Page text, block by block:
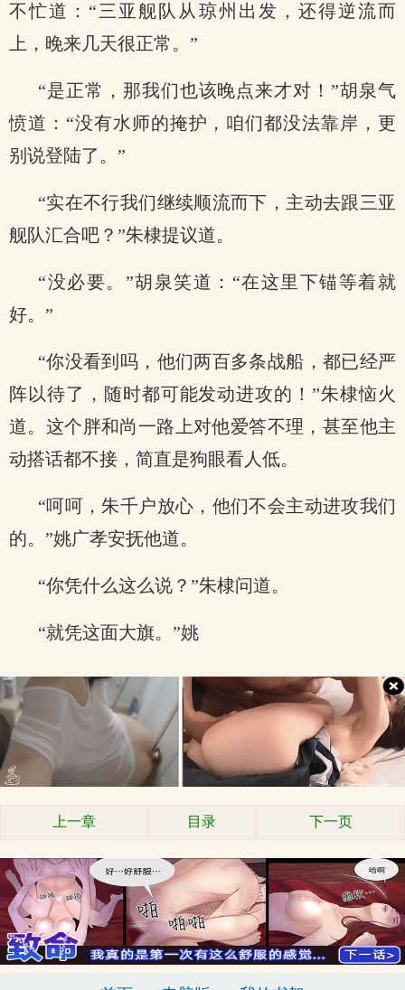
不忙道：“三亚舰队从琼州出发，还得逆流而
上，晚来几天很正常。”
“是正常，那我们也该晚点来才对！”胡泉气
愤道：“没有水师的掩护，咱们都没法靠岸，更
别说登陆了。”
“实在不行我们继续顺流而下，主动去跟三亚
舰队汇合吧？”朱棣提议道。
“没必要。”胡泉笑道：“在这里下锚等着就
好。”
“你没看到吗，他们两百多条战船，都已经严
阵以待了，随时都可能发动进攻的！”朱棣恼火
道。这个胖和尚一路上对他爱答不理，甚至他主
动搭话都不接，简直是狗眼看人低。
“呵呵，朱千户放心，他们不会主动进攻我们
的。”姚广孝安抚他道。
“你凭什么这么说？”朱棣问道。
“就凭这面大旗。”姚
上一章 目录 下一页